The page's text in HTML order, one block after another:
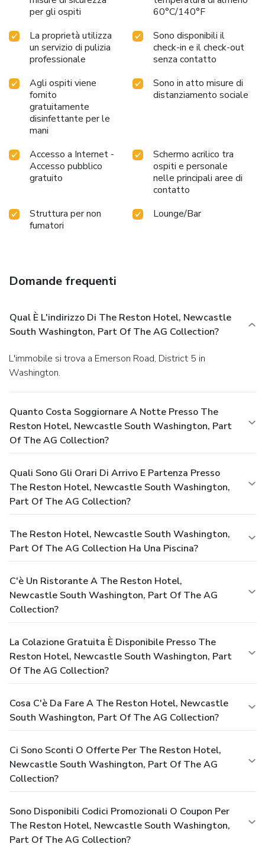
per gli ospiti
60°C/140°F
La proprietà utilizza
un servizio di pulizia
professionale
Sono disponibili il
check-in e il check-out
senza contatto
Agli ospiti viene
fornito
gratuitamente
disinfettante per le
mani
Sono in atto misure di
distanziamento sociale
Accesso a Internet -
Accesso pubblico
gratuito
Schermo acrilico tra
ospiti e personale
nelle principali aree di
contatto
Struttura per non
fumatori
Lounge/Bar
Domande frequenti
Qual È L'indirizzo Di The Reston Hotel, Newcastle
South Washington, Part Of The AG Collection?
L'immobile si trova a Emerson Road, District 5 in
Washington.
Quanto Costa Soggiornare A Notte Presso The
Reston Hotel, Newcastle South Washington, Part
Of The AG Collection?
Quali Sono Gli Orari Di Arrivo E Partenza Presso
The Reston Hotel, Newcastle South Washington,
Part Of The AG Collection?
The Reston Hotel, Newcastle South Washington,
Part Of The AG Collection Ha Una Piscina?
C'è Un Ristorante A The Reston Hotel,
Newcastle South Washington, Part Of The AG
Collection?
La Colazione Gratuita È Disponibile Presso The
Reston Hotel, Newcastle South Washington, Part
Of The AG Collection?
Cosa C'è Da Fare A The Reston Hotel, Newcastle
South Washington, Part Of The AG Collection?
Ci Sono Sconti O Offerte Per The Reston Hotel,
Newcastle South Washington, Part Of The AG
Collection?
Sono Disponibili Codici Promozionali O Coupon Per
The Reston Hotel, Newcastle South Washington,
Part Of The AG Collection?